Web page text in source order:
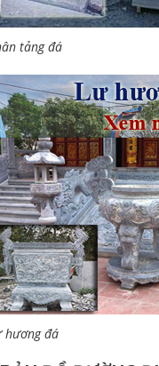
tảng đá
hương đá